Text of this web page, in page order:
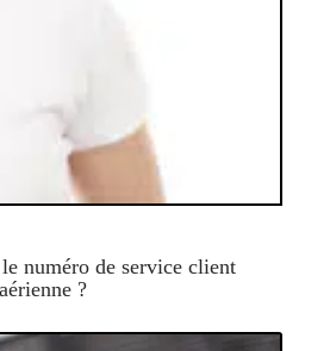
numéro de service client
?